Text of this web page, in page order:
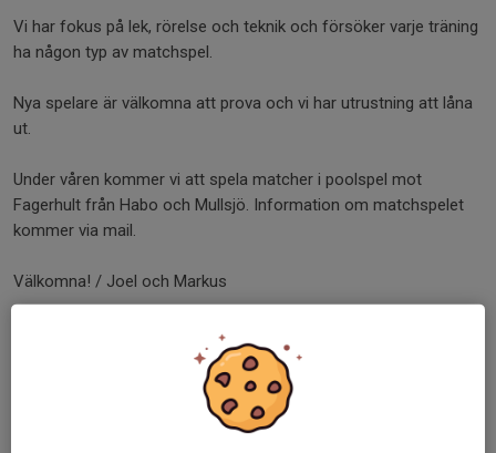
Vi har fokus på lek, rörelse och teknik och försöker varje träning
ha någon typ av matchspel.
Nya spelare är välkomna att prova och vi har utrustning att låna
ut.
Under våren kommer vi att spela matcher i poolspel mot
Fagerhult från Habo och Mullsjö. Information om matchspelet
kommer via mail.
Välkomna! / Joel och Markus